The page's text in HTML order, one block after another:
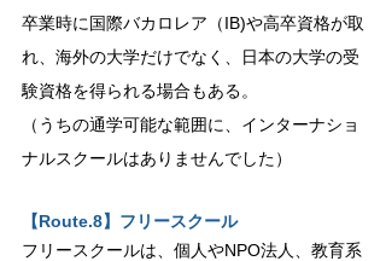
卒業時に国際バカロレア（IB)や高卒資格が取
れ、海外の大学だけでなく、日本の大学の受
験資格を得られる場合もある。
（うちの通学可能な範囲に、インターナショ
ナルスクールはありませんでした）
【Route.8】フリースクール
フリースクールは、個人やNPO法人、教育系